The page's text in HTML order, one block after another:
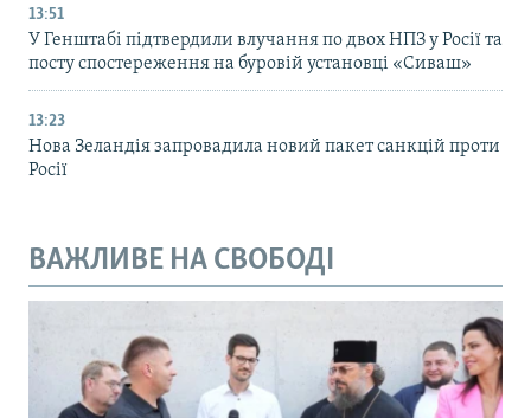
13:51
У Генштабі підтвердили влучання по двох НПЗ у Росії та
посту спостереження на буровій установці «Сиваш»
13:23
Нова Зеландія запровадила новий пакет санкцій проти
Росії
ВАЖЛИВЕ НА СВОБОДІ